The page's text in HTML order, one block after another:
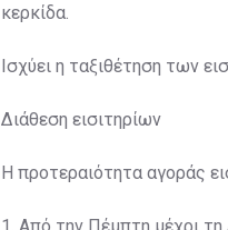
κερκίδα.
Ισχύει η ταξιθέτηση των
Διάθεση εισιτηρίων
Η προτεραιότητα αγοράς
1. Από την Πέμπτη μέχρι τη